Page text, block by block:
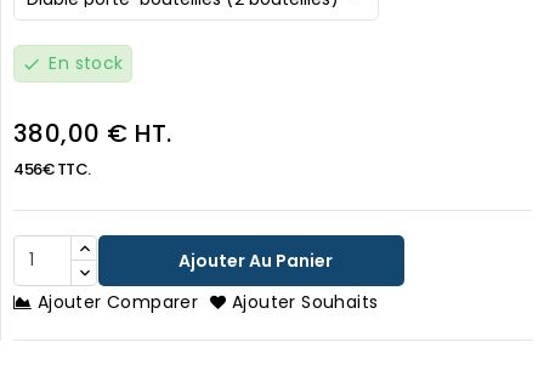
check En stock
380,00 € HT.
456€ TTC.
Ajouter Au Panier
Ajouter Comparer
Ajouter Souhaits